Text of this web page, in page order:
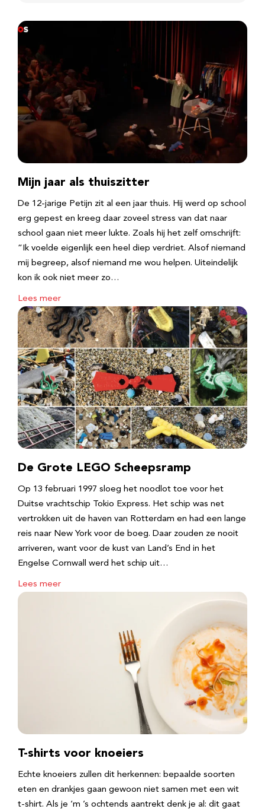
Mijn jaar als thuiszitter
De 12-jarige Petijn zit al een jaar thuis. Hij werd op school
erg gepest en kreeg daar zoveel stress van dat naar
school gaan niet meer lukte. Zoals hij het zelf omschrijft:
“Ik voelde eigenlijk een heel diep verdriet. Alsof niemand
mij begreep, alsof niemand me wou helpen. Uiteindelijk
kon ik ook niet meer zo…
Lees meer
De Grote LEGO Scheepsramp
Op 13 februari 1997 sloeg het noodlot toe voor het
Duitse vrachtschip Tokio Express. Het schip was net
vertrokken uit de haven van Rotterdam en had een lange
reis naar New York voor de boeg. Daar zouden ze nooit
arriveren, want voor de kust van Land’s End in het
Engelse Cornwall werd het schip uit…
Lees meer
T-shirts voor knoeiers
Echte knoeiers zullen dit herkennen: bepaalde soorten
eten en drankjes gaan gewoon niet samen met een wit
t-shirt. Als je ‘m ’s ochtends aantrekt denk je al: dit gaat